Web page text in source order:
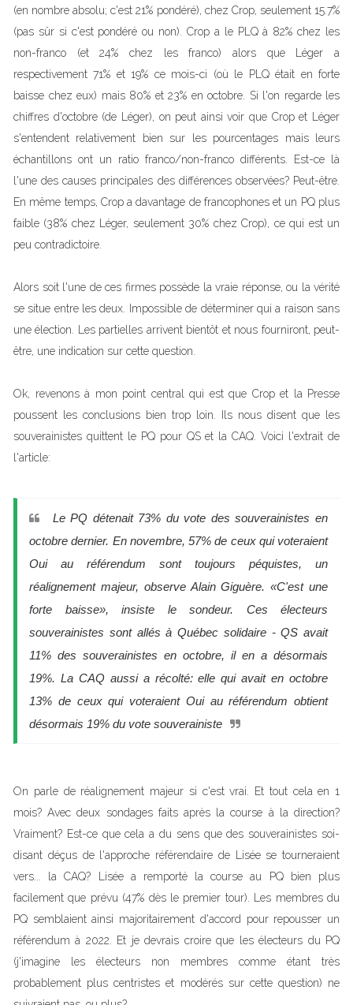
(en nombre absolu; c'est 21% pondéré), chez Crop, seulement 15.7%
(pas sûr si c'est pondéré ou non). Crop a le PLQ à 82% chez les
non-franco (et 24% chez les franco) alors que Léger a
respectivement 71% et 19% ce mois-ci (où le PLQ était en forte
baisse chez eux) mais 80% et 23% en octobre. Si l'on regarde les
chiffres d'octobre (de Léger), on peut ainsi voir que Crop et Léger
s'entendent relativement bien sur les pourcentages mais leurs
échantillons ont un ratio franco/non-franco différents. Est-ce là
l'une des causes principales des différences observées? Peut-être.
En même temps, Crop a davantage de francophones et un PQ plus
faible (38% chez Léger, seulement 30% chez Crop), ce qui est un
peu contradictoire.
Alors soit l'une de ces firmes possède la vraie réponse, ou la vérité
se situe entre les deux. Impossible de déterminer qui a raison sans
une élection. Les partielles arrivent bientôt et nous fourniront, peut-
être, une indication sur cette question.
Ok, revenons à mon point central qui est que Crop et la Presse
poussent les conclusions bien trop loin. Ils nous disent que les
souverainistes quittent le PQ pour QS et la CAQ. Voici l'extrait de
l'article:
Le PQ détenait 73% du vote des souverainistes en
octobre dernier. En novembre, 57% de ceux qui voteraient
Oui au référendum sont toujours péquistes, un
réalignement majeur, observe Alain Giguère. «C'est une
forte baisse», insiste le sondeur. Ces électeurs
souverainistes sont allés à Québec solidaire - QS avait
11% des souverainistes en octobre, il en a désormais
19%. La CAQ aussi a récolté: elle qui avait en octobre
13% de ceux qui voteraient Oui au référendum obtient
désormais 19% du vote souverainiste
On parle de réalignement majeur si c'est vrai. Et tout cela en 1
mois? Avec deux sondages faits après la course à la direction?
Vraiment? Est-ce que cela a du sens que des souverainistes soi-
disant déçus de l'approche référendaire de Lisée se tourneraient
vers... la CAQ? Lisée a remporté la course au PQ bien plus
facilement que prévu (47% dès le premier tour). Les membres du
PQ semblaient ainsi majoritairement d'accord pour repousser un
référendum à 2022. Et je devrais croire que les électeurs du PQ
(j'imagine les électeurs non membres comme étant très
probablement plus centristes et modérés sur cette question) ne